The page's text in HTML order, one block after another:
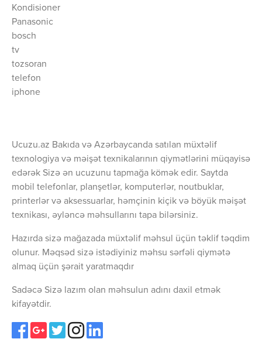
Kondisioner
Panasonic
bosch
tv
tozsoran
telefon
iphone
Ucuzu.az Bakıda və Azərbaycanda satılan müxtəlif
texnologiya və məişət texnikalarının qiymətlərini müqayisə
edərək Sizə ən ucuzunu tapmağa kömək edir. Saytda
mobil telefonlar, planşetlər, komputerlər, noutbuklar,
printerlər və aksessuarlar, həmçinin kiçik və böyük məişət
texnikası, əyləncə məhsullarını tapa bilərsiniz.
Hazırda sizə mağazada müxtəlif məhsul üçün təklif təqdim
olunur. Məqsəd sizə istədiyiniz məhsu sərfəli qiymətə
almaq üçün şərait yaratmaqdır
Sadəcə Sizə lazım olan məhsulun adını daxil etmək
kifayətdir.